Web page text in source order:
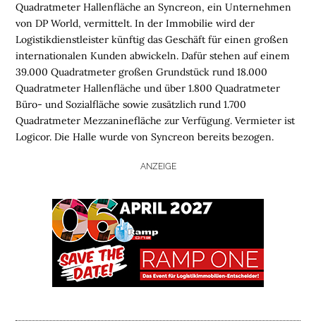
H
Quadratmeter Hallenfläche an Syncreon, ein Unternehmen
von DP World, vermittelt. In der Immobilie wird der
Logistikdienstleister künftig das Geschäft für einen großen
internationalen Kunden abwickeln. Dafür stehen auf einem
39.000 Quadratmeter großen Grundstück rund 18.000
Quadratmeter Hallenfläche und über 1.800 Quadratmeter
Büro- und Sozialfläche sowie zusätzlich rund 1.700
Quadratmeter Mezzaninefläche zur Verfügung. Vermieter ist
Logicor. Die Halle wurde von Syncreon bereits bezogen.
ANZEIGE